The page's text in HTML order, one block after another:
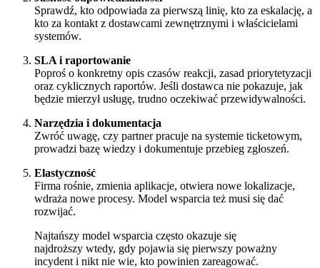
Sprawdź, kto odpowiada za pierwszą linię, kto za eskalację, a
kto za kontakt z dostawcami zewnętrznymi i właścicielami
systemów.
SLA i raportowanie
Poproś o konkretny opis czasów reakcji, zasad priorytetyzacji
oraz cyklicznych raportów. Jeśli dostawca nie pokazuje, jak
będzie mierzył usługę, trudno oczekiwać przewidywalności.
Narzędzia i dokumentacja
Zwróć uwagę, czy partner pracuje na systemie ticketowym,
prowadzi bazę wiedzy i dokumentuje przebieg zgłoszeń.
Elastyczność
Firma rośnie, zmienia aplikacje, otwiera nowe lokalizacje,
wdraża nowe procesy. Model wsparcia też musi się dać
rozwijać.
Najtańszy model wsparcia często okazuje się
najdroższy wtedy, gdy pojawia się pierwszy poważny
incydent i nikt nie wie, kto powinien zareagować.